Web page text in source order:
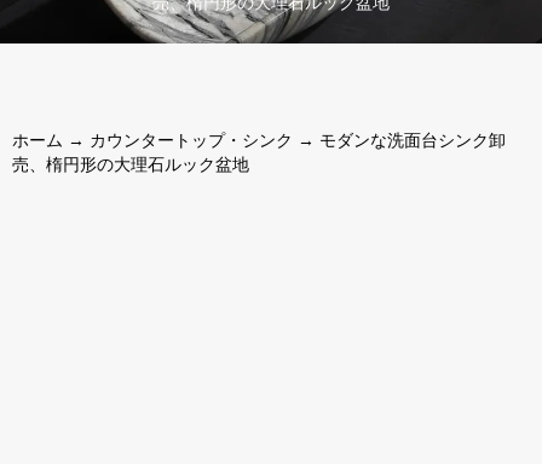
ホーム → カウンタートップ・シンク → モダンな洗面台シンク卸
売、楕円形の大理石ルック盆地